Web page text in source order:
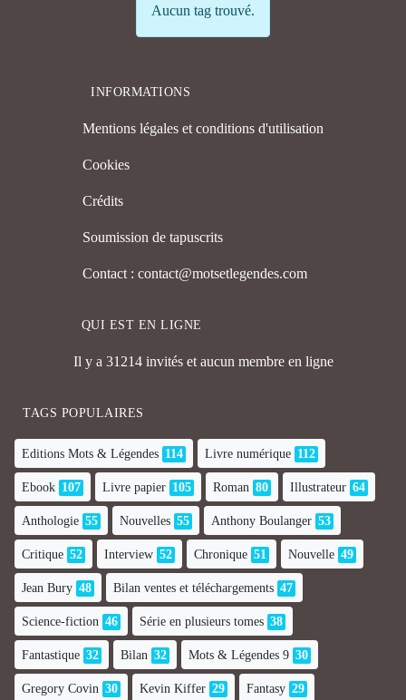
Info
Aucun tag trouvé.
INFORMATIONS
Mentions légales et conditions d'utilisation
Cookies
Crédits
Soumission de tapuscrits
Contact : contact@motsetlegendes.com
QUI EST EN LIGNE
Il y a 31214 invités et aucun membre en ligne
TAGS POPULAIRES
Editions Mots & Légendes 114 Livre numérique 112
Ebook 107 Livre papier 105 Roman 80 Illustrateur 64
Anthologie 55 Nouvelles 55 Anthony Boulanger 53
Critique 52 Interview 52 Chronique 51 Nouvelle 49
Jean Bury 48 Bilan ventes et téléchargements 47
Science-fiction 46 Série en plusieurs tomes 38
Fantastique 32 Bilan 32 Mots & Légendes 9 30
Gregory Covin 30 Kevin Kiffer 29 Fantasy 29